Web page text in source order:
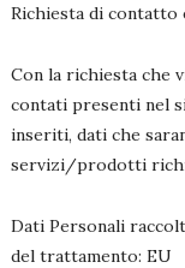
Richiesta di contatto
Con la richiesta che
contati presenti nel
inseriti, dati che
servizi/prodotti
Dati Personali
del trattamento: EU